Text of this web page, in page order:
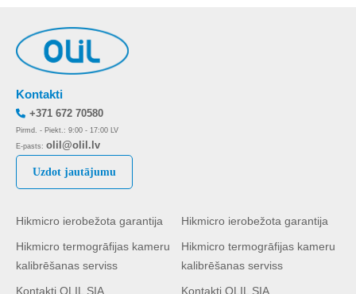
Hikmicro ierobežota garantija
Hikmicro termogrāfijas kameru
kalibrēšanas serviss
Kontakti OLIL SIA
Hikmicro ierobežota garantija
Hikmicro termogrāfijas kameru
kalibrēšanas serviss
Kontakti OLIL SIA
Kontakti
+371 672 70580
Pirmd. - Piekt.: 9:00 - 17:00 LV
E-pasts: olil@olil.lv
Uzdot jautājumu